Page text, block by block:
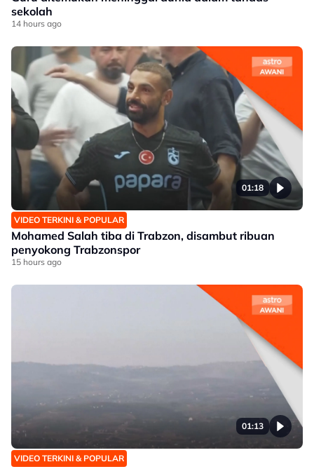
sekolah
14 hours ago
01:18
VIDEO TERKINI & POPULAR
Mohamed Salah tiba di Trabzon, disambut ribuan
penyokong Trabzonspor
15 hours ago
01:13
VIDEO TERKINI & POPULAR